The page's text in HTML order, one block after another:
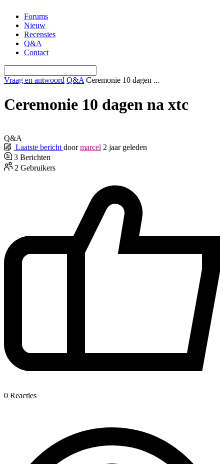
naar
inhoud
Forums
Nieuw
Recensies
Q&A
Contact
Vraag en antwoord Q&A Ceremonie 10 dagen ...
Ceremonie 10 dagen na xtc
Q&A
Laatste bericht door marcel 2 jaar geleden
3 Berichten
2 Gebruikers
0 Reacties